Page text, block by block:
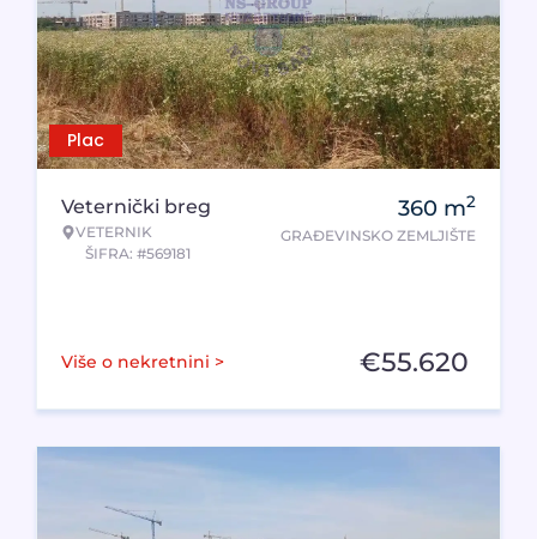
Plac
Veternički breg
VETERNIK
ŠIFRA: #569181
360 m2
GRAĐEVINSKO ZEMLJIŠTE
Više o nekretnini > €55.620